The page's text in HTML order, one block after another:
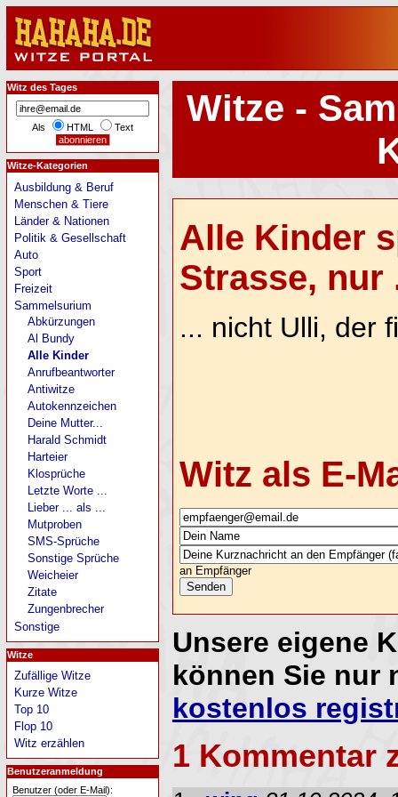
Witze -
Alle Kinder
Strasse, nur
... nicht Ulli, der
Witz als E-
an Empfänger
Unsere eigene
können Sie nur
kostenlos
1 Kommentar
Witz des Tages
Als HTML Text
Witze-Kategorien
Ausbildung & Beruf
Menschen & Tiere
Länder & Nationen
Politik & Gesellschaft
Auto
Sport
Freizeit
Sammelsurium
Abkürzungen
Al Bundy
Alle Kinder
Anrufbeantworter
Antiwitze
Autokennzeichen
Deine Mutter...
Harald Schmidt
Harteier
Klosprüche
Letzte Worte ...
Lieber ... als ...
Mutproben
SMS-Sprüche
Sonstige Sprüche
Weicheier
Zitate
Zungenbrecher
Sonstige
Witze
Zufällige Witze
Kurze Witze
Top 10
Flop 10
Witz erzählen
Benutzeranmeldung
Benutzer (oder E-Mail):